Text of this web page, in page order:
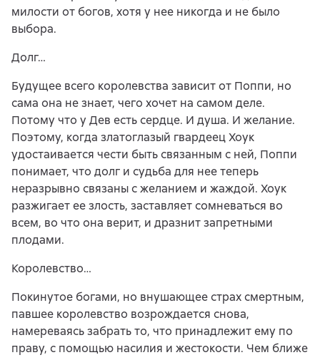
милости от богов, хотя у нее никогда и не было
выбора.
Долг…
Будущее всего королевства зависит от Поппи, но
сама она не знает, чего хочет на самом деле.
Потому что у Дев есть сердце. И душа. И желание.
Поэтому, когда златоглазый гвардеец Хоук
удостаивается чести быть связанным с ней, Поппи
понимает, что долг и судьба для нее теперь
неразрывно связаны с желанием и жаждой. Хоук
разжигает ее злость, заставляет сомневаться во
всем, во что она верит, и дразнит запретными
плодами.
Королевство…
Покинутое богами, но внушающее страх смертным,
павшее королевство возрождается снова,
намереваясь забрать то, что принадлежит ему по
праву, с помощью насилия и жестокости. Чем ближе